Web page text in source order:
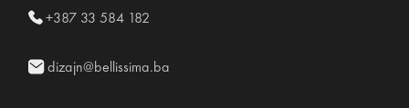
+387 33 584 182
dizajn@bellissima.ba